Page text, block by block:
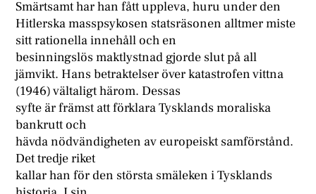
Smärtsamt har han fått uppleva, huru under den
Hitlerska masspsykosen statsräsonen alltmer miste
sitt rationella innehåll och en
besinningslös maktlystnad gjorde slut på all
jämvikt. Hans betraktelser över katastrofen vittna
(1946) vältaligt härom. Dessas
syfte är främst att förklara Tysklands moraliska
bankrutt och
hävda nödvändigheten av europeiskt samförstånd.
Det tredje riket
kallar han för den största smäleken i Tysklands